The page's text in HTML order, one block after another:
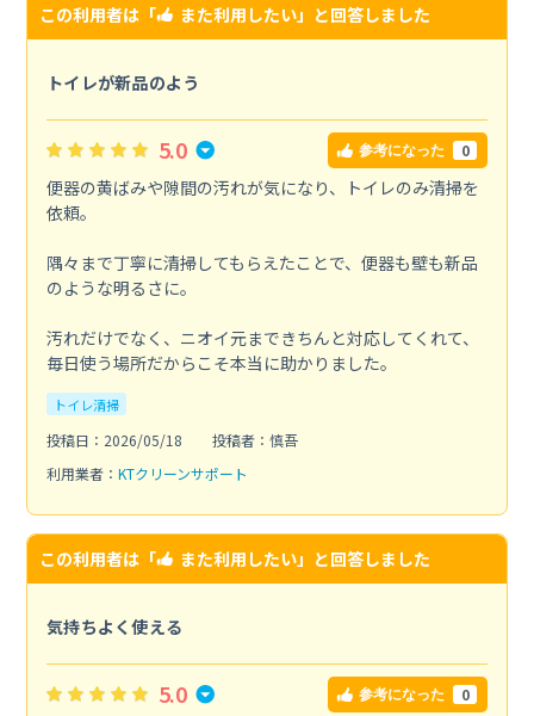
この利用者は「 また利用したい」と回答しました
トイレが新品のよう
5.0 参考になった 0
便器の黄ばみや隙間の汚れが気になり、トイレのみ清掃を
依頼。
隅々まで丁寧に清掃してもらえたことで、便器も壁も新品
のような明るさに。
汚れだけでなく、ニオイ元まできちんと対応してくれて、
毎日使う場所だからこそ本当に助かりました。
トイレ清掃
投稿日：2026/05/18
投稿者：慎吾
利用業者： KTクリーンサポート
この利用者は「 また利用したい」と回答しました
気持ちよく使える
5.0 参考になった 0